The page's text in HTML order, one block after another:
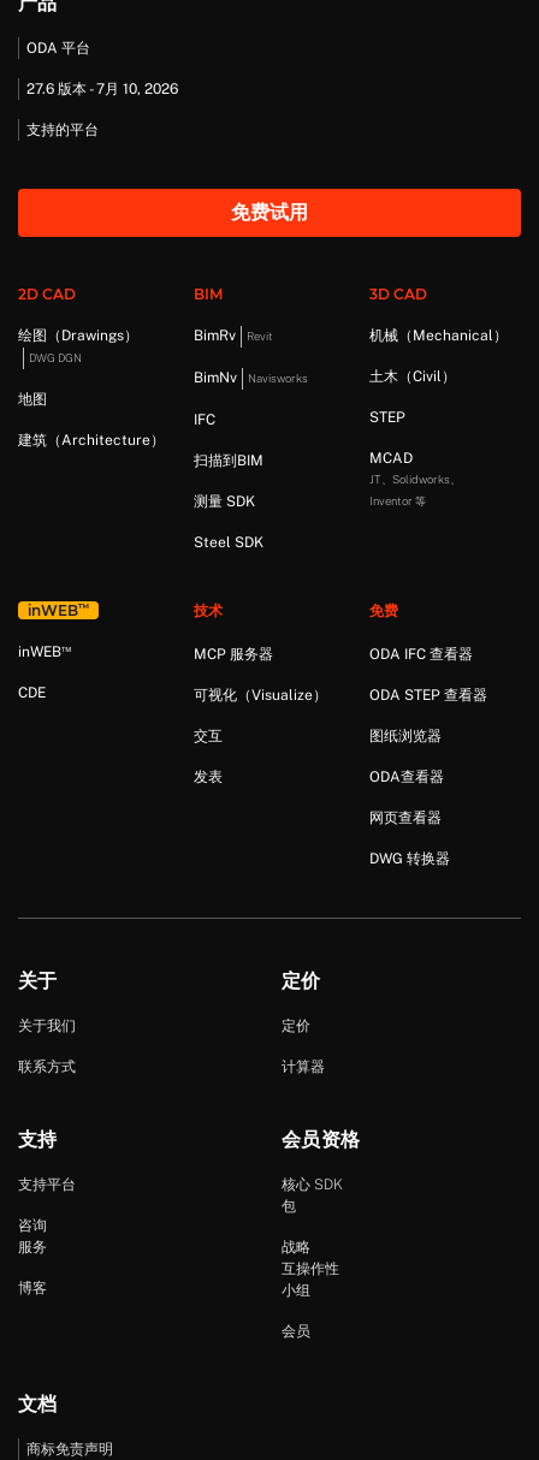
ODA 平台
27.6 版本 - 7月 10, 2026
支持的平台
免费试用
2D CAD
绘图（Drawings）
DWG DGN
地图
建筑（Architecture）
BIM
BimRv Revit
BimNv Navisworks
IFC
扫描到BIM
测量 SDK
Steel SDK
3D CAD
机械（Mechanical）
土木（Civil）
STEP
MCAD
JT、Solidworks、
Inventor 等
inWEB™
inWEB™
CDE
技术
MCP 服务器
可视化（Visualize）
交互
发表
免费
ODA IFC 查看器
ODA STEP 查看器
图纸浏览器
ODA查看器
网页查看器
DWG 转换器
关于
关于我们
联系方式
定价
定价
计算器
支持
支持平台
咨询
服务
博客
会员资格
核心 SDK
包
战略
互操作性
小组
会员
文档
商标免责声明